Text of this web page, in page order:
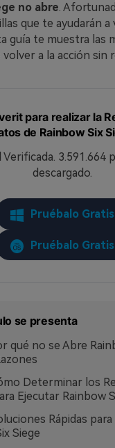
no abre.
que te ayudarán a
guía te muestra las
volver a la acción sin
para realizar la
de Rainbow Six
3.591.664
descargado.
Pruébalo Gratis
Pruébalo Gratis
se presenta
qué no se Abre
Determinar los
Ejecutar Rainbow
Rápidas
Siege